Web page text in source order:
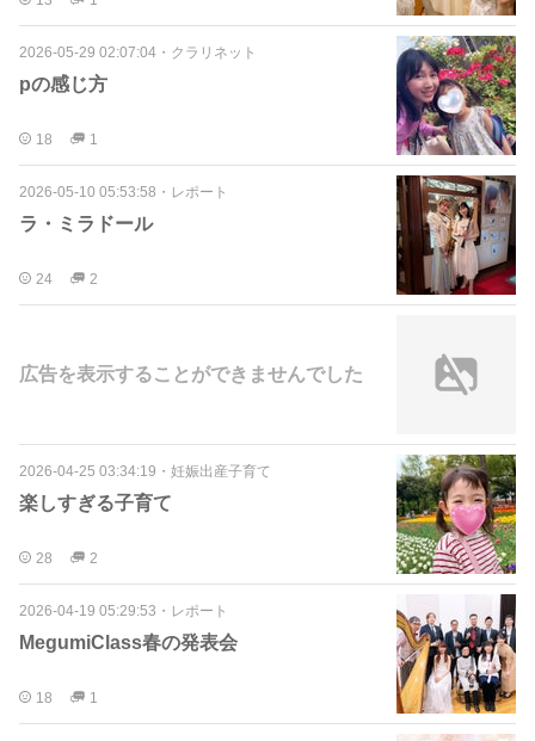
2026-05-29 02:07:04 ・ クラリネット
pの感じ方
18 1
2026-05-10 05:53:58 ・ レポート
ラ・ミラドール
24 2
広告を表示することができませんでした
2026-04-25 03:34:19 ・ 妊娠出産子育て
楽しすぎる子育て
28 2
2026-04-19 05:29:53 ・ レポート
MegumiClass春の発表会
18 1